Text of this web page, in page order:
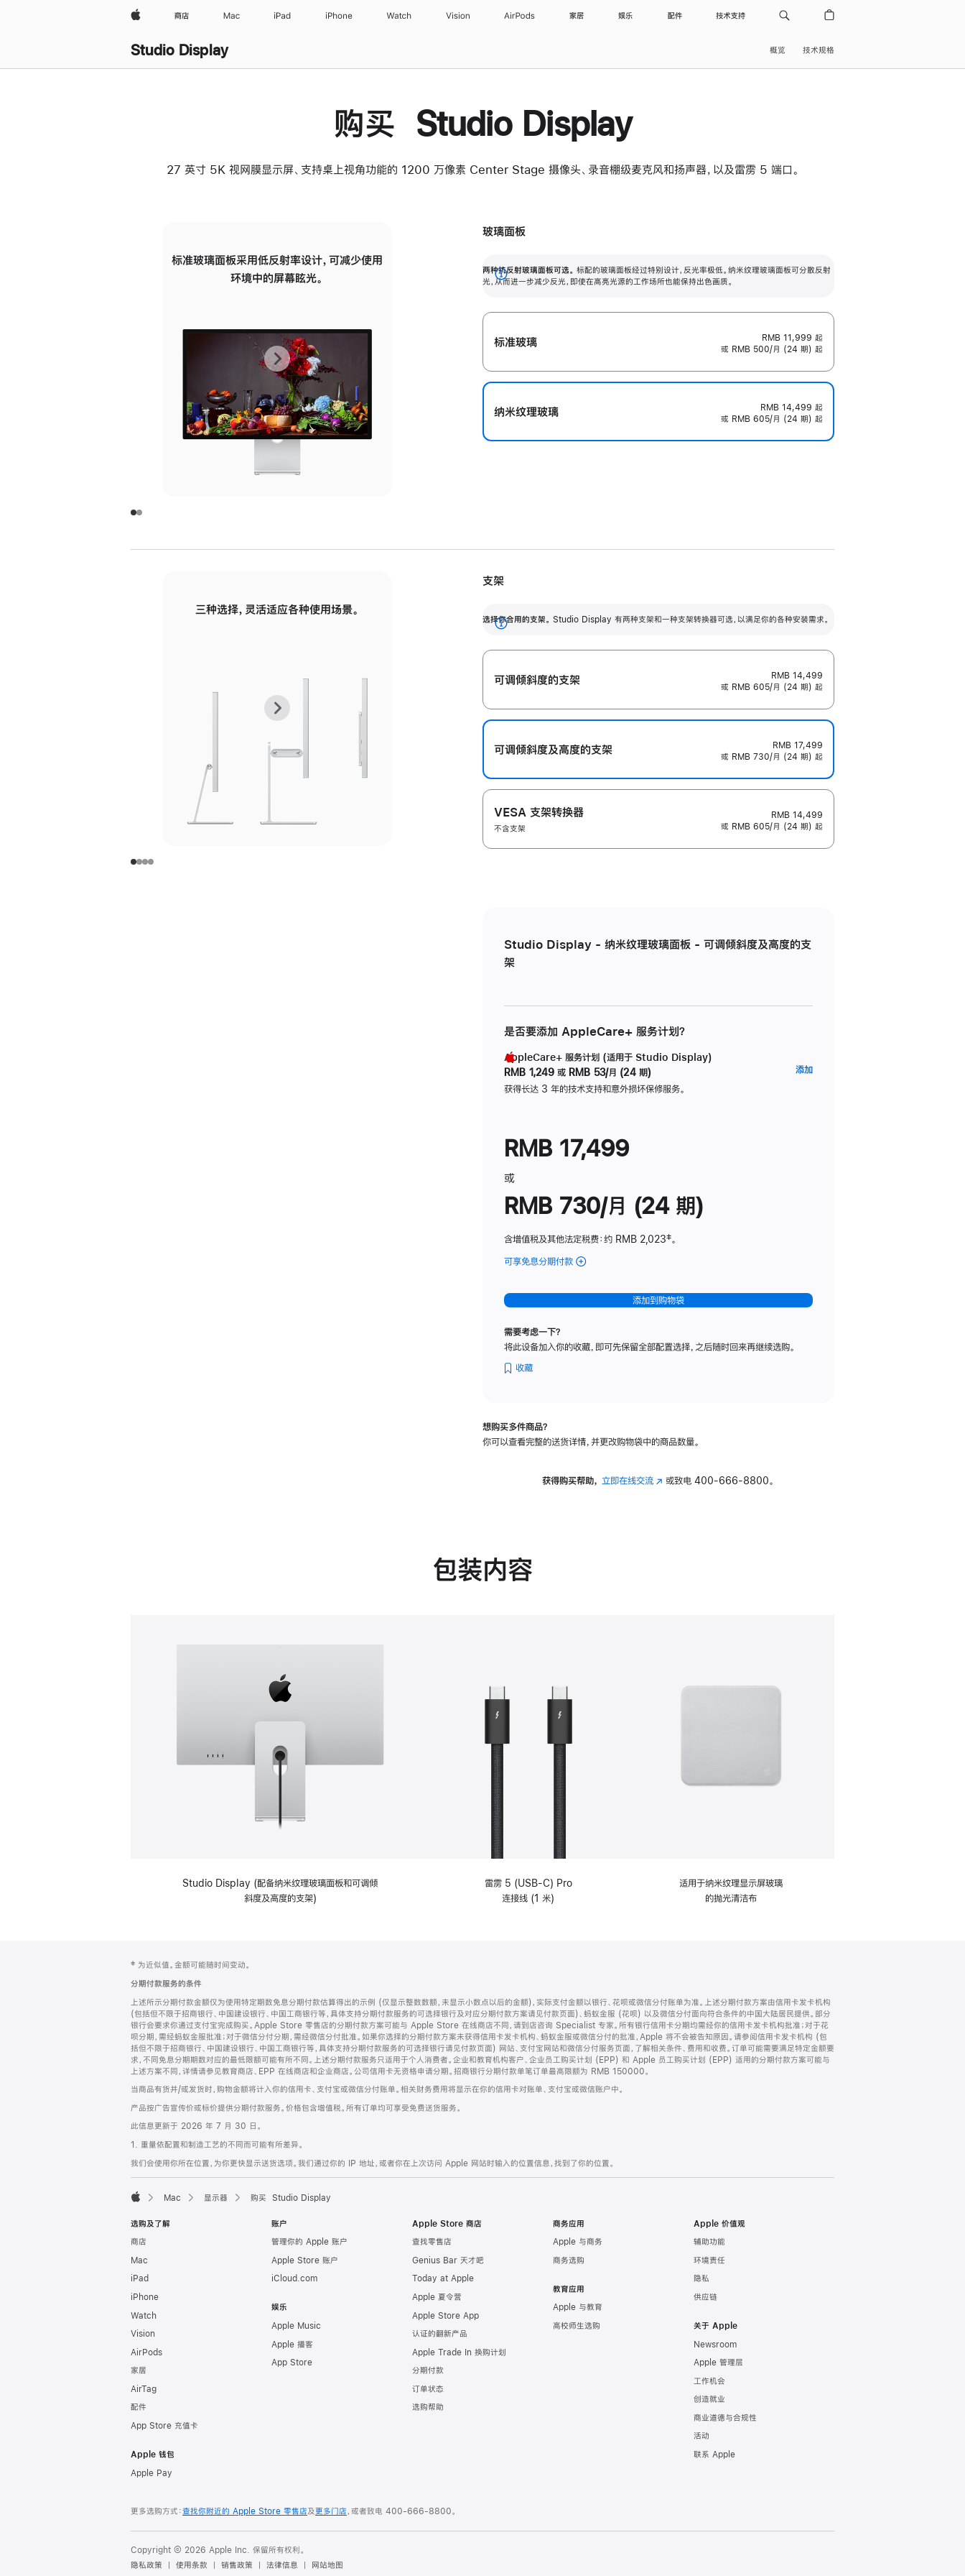
Apple 商店 Mac iPad iPhone Watch Vision AirPods 家居 娱乐 配件 技术支持
Studio Display 概览 技术规格
购买 Studio Display
27 英寸 5K 视网膜显示屏、支持桌上视角功能的 1200 万像素 Center Stage 摄像头、录音棚级麦克风和扬声器，以及雷雳 5 端口。
标准玻璃面板采用低反射率设计，可减少使用
环境中的屏幕眩光。
有高亮光源的场所使用，也能保持出色画质。
上
一
张
图
面
下
一
张
图
面
玻璃面板
两种抗反射玻璃面板可选。 标配的玻璃面板经过特别设计，反光率极低。纳米纹理玻璃面板可分散反射
光，从而进一步减少反光，即使在高亮光源的工作场所也能保持出色画质。
展
标准玻璃 RMB 11,999 起
或 RMB 500/月 (24 期) 起
纳米纹理玻璃 RMB 14,499 起
或 RMB 605/月 (24 期) 起
三种选择，灵活适应各种使用场景。
调节范围。
毫米的高度调节范围。
上
张
下
张
支架
选择你合用的支架。 Studio Display 有两种支架和一种支架转换器可选，以满足你的各种安装需求。
展
开
可调倾斜度的支架
RMB 14,499
或 RMB 605/月 (24 期) 起
可调倾斜度及高‍度的支‍架
RMB 17,499
或 RMB 730/月 (24 期) 起
VESA 支架转换器
不含支架
RMB 14,499
或 RMB 605/月 (24 期) 起
Studio Display - 纳米纹理玻璃面板 - 可调倾斜度及高度的支
架
是否要添加 AppleCare+ 服务计划？
AppleCare+ 服务计划 (适用于 Studio Display)
RMB 1,249 或 RMB 53/月 (24 期)
获得长达 3 年的技术支持和意外损坏保修服务。
添加
RMB 17,499
或
RMB 730/月 (24 期)
含增值税及其他法定税费：约 RMB 2,023脚
‡。
可享免息分期付款 (Studio
-
纳
理
可
斜
添加到购物袋
需要考虑一下？
将此设备加入你的收藏，即可先保留全部配置选择，之后随时回来再继续选购。
收藏
想购买多件商品？
你可以查看完整的送货详情，并更改购物袋中的商品数量。
获得购买帮助， 立即在线交流(在 或致电400-666-8800。
包装内容
Studio Display (配备纳米纹理玻璃面板和可调倾
斜度及高度的支架)
雷雳 5 (USB-C) Pro
连接线 (1 米)
适用于纳米纹理显示屏玻璃
的抛光清洁布
页
脚
注
‡ 为近似值。金额可能随时间变动。
分期付款服务的条件
上述所示分期付款金额仅为使用特定期数免息分期付款估算得出的示例 (仅显示整数数额，未显示小数点以后的金额)，实际支付金额以银行、花呗或微信分付账单为准。上述分期付款方案由信用卡发卡机构
(包括但不限于招商银行、中国建设银行、中国工商银行等，具体支持分期付款服务的可选择银行及对应分期付款方案请见付款页面)、蚂蚁金服 (花呗) 以及微信分付面向符合条件的中国大陆居民提供。部分
银行会要求你通过支付宝完成购买。Apple Store 零售店的分期付款方案可能与 Apple Store 在线商店不同，请到店咨询 Specialist 专家。所有银行信用卡分期均需经你的信用卡发卡机构批准；对于花
呗分期，需经蚂蚁金服批准；对于微信分付分期，需经微信分付批准。如果你选择的分期付款方案未获得信用卡发卡机构、蚂蚁金服或微信分付的批准，Apple 将不会被告知原因。请参阅信用卡发卡机构 (包
括但不限于招商银行、中国建设银行、中国工商银行等，具体支持分期付款服务的可选择银行请见付款页面) 网站、支付宝网站和微信分付服务页面，了解相关条件、费用和收费。订单可能需要满足特定金额要
求，不同免息分期期数对应的最低限额可能有所不同。上述分期付款服务只适用于个人消费者。企业和教育机构客户、企业员工购买计划 (EPP) 和 Apple 员工购买计划 (EPP) 适用的分期付款方案可能与
上述方案不同，详情请参见教育商店、EPP 在线商店和企业商店。公司信用卡无资格申请分期。招商银行分期付款单笔订单最高限额为 RMB 150000。
当商品有货并/或发货时，购物金额将计入你的信用卡、支付宝或微信分付账单。相关财务费用将显示在你的信用卡对账单、支付宝或微信账户中。
产品按广告宣传价或标价提供分期付款服务。价格包含增值税。所有订单均可享受免费送货服务。
此信息更新于 2026 年 7 月 30 日。
1. 重量依配置和制造工艺的不同而可能有所差异。
我们会使用你所在位置，为你更快显示送货选项。我们通过你的 IP 地址，或者你在上次访问 Apple 网站时输入的位置信息，找到了你的位置。
Mac 显示器 购买 Studio Display
选购及了解
商店
Mac
iPad
iPhone
Watch
Vision
AirPods
家居
AirTag
配件
App Store 充值卡
Apple 钱包
Apple Pay
账户
管理你的 Apple 账户
Apple Store 账户
iCloud.com
娱乐
Apple Music
Apple 播客
App Store
Apple Store 商店
查找零售店
Genius Bar 天才吧
Today at Apple
Apple 夏令营
Apple Store App
认证的翻新产品
Apple Trade In 换购计划
分期付款
订单状态
选购帮助
商务应用
Apple 与商务
商务选购
教育应用
Apple 与教育
高校师生选购
Apple 价值观
辅助功能
环境责任
隐私
供应链
关于 Apple
Newsroom
Apple 管理层
工作机会
创造就业
商业道德与合规性
活动
联系 Apple
更多选购方式：查找你附近的 Apple Store 零售店及更多门店，或者致电 400-666-8800。
Copyright © 2026 Apple Inc. 保留所有权利。
隐私政策
使用条款 销售政策 法律信息 网站地图